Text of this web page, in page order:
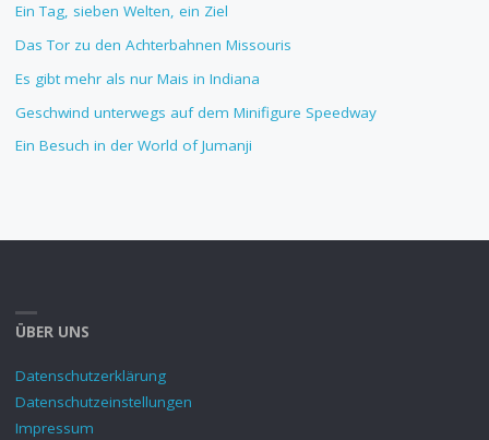
Ein Tag, sieben Welten, ein Ziel
Das Tor zu den Achterbahnen Missouris
Es gibt mehr als nur Mais in Indiana
Geschwind unterwegs auf dem Minifigure Speedway
Ein Besuch in der World of Jumanji
ÜBER UNS
Datenschutzerklärung
Datenschutzeinstellungen
Impressum